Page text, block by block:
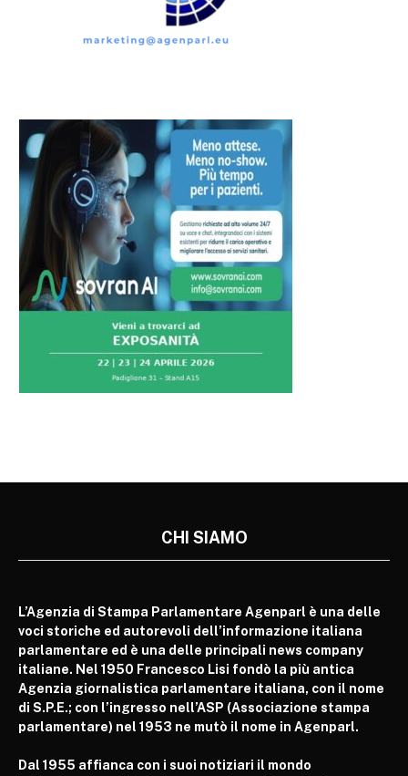
CHI SIAMO
L’Agenzia di Stampa Parlamentare Agenparl è una delle
voci storiche ed autorevoli dell’informazione italiana
parlamentare ed è una delle principali news company
italiane. Nel 1950 Francesco Lisi fondò la più antica
Agenzia giornalistica parlamentare italiana, con il nome
di S.P.E.; con l’ingresso nell’ASP (Associazione stampa
parlamentare) nel 1953 ne mutò il nome in Agenparl.
Dal 1955 affianca con i suoi notiziari il mondo